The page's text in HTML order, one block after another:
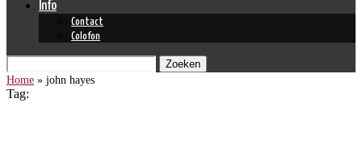
Info
Contact
Colofon
Zoeken
Home » john hayes
Tag: